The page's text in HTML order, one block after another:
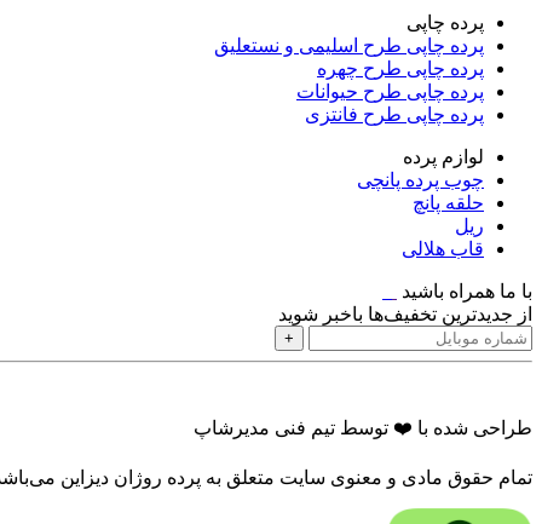
پرده چاپی
پرده چاپی طرح اسلیمی و نستعلیق
پرده چاپی طرح چهره
پرده چاپی طرح حیوانات
پرده چاپی طرح فانتزی
لوازم پرده
چوب پرده پانچی
حلقه پانچ
ریل
قاب هلالی
با ما همراه باشید
از جدیدترین تخفیف‌ها باخبر شوید
+
طراحی شده با ❤️ توسط تیم فنی مدیرشاپ
تمام حقوق مادی و معنوی سایت متعلق به پرده روژان دیزاین